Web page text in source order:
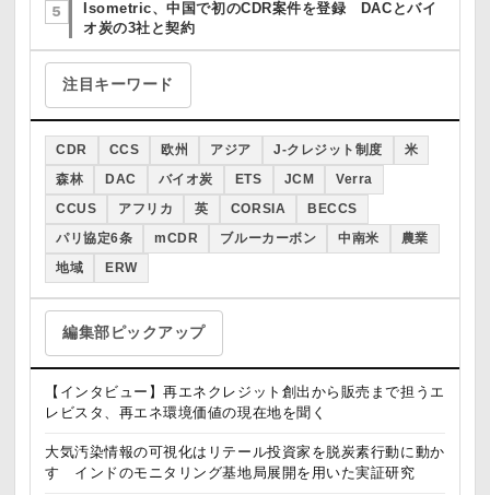
Isometric、中国で初のCDR案件を登録 DACとバイ
オ炭の3社と契約
注目キーワード
CDR CCS 欧州 アジア J-クレジット制度 米
森林 DAC バイオ炭 ETS JCM Verra
CCUS アフリカ 英 CORSIA BECCS
パリ協定6条 mCDR ブルーカーボン 中南米 農業
地域 ERW
編集部ピックアップ
【インタビュー】再エネクレジット創出から販売まで担うエ
レビスタ、再エネ環境価値の現在地を聞く
大気汚染情報の可視化はリテール投資家を脱炭素行動に動か
す インドのモニタリング基地局展開を用いた実証研究